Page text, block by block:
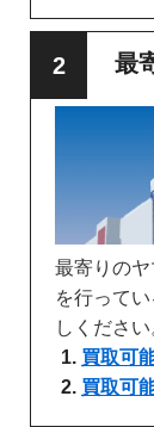
最
最寄りの
を行って
しください
買取可
買取可